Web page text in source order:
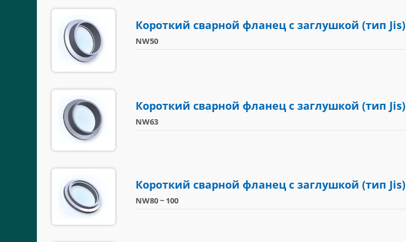
Короткий сварной фланец с заглушкой (тип Jis)
NW50
Короткий сварной фланец с заглушкой (тип Jis)
NW63
Короткий сварной фланец с заглушкой (тип Jis)
NW80 ~ 100